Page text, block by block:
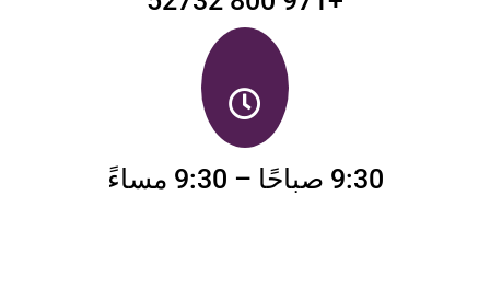
9:30 صباحًا – 9:30 مساءً